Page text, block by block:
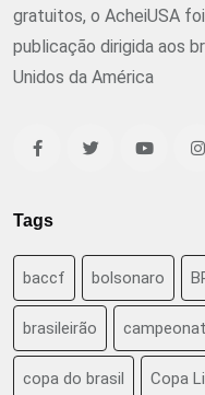
gratuitos, o AcheiUSA
publicação dirigida aos
Unidos da América
Tags
baccf bolsonaro
brasileirão
copa do brasil Copa